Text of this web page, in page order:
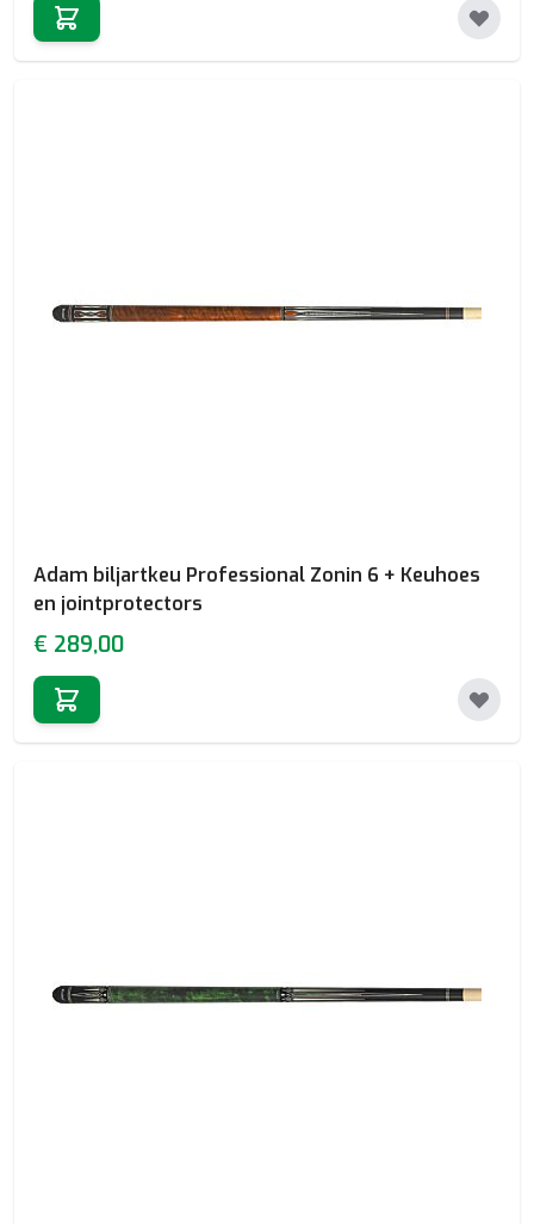
Adam biljartkeu Professional Zonin 6 + Keuhoes
en jointprotectors
€ 289,00